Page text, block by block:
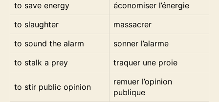
to save energy
économiser l’énergie
to slaughter
massacrer
to sound the alarm
sonner l’alarme
to stalk a prey
traquer une proie
to stir public opinion
remuer l’opinion
publique